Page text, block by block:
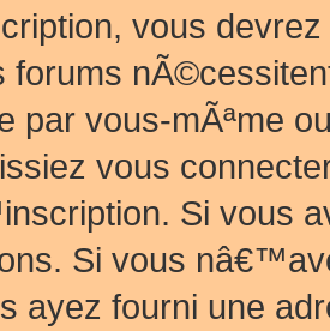
vous
forums
par vous-mÃªme
vous
Si vous
Si vous
ayez fourni une